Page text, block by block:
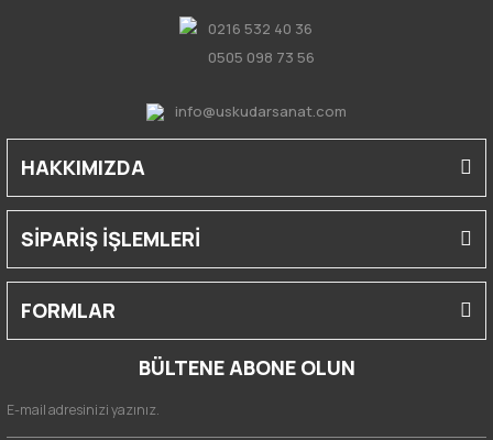
0216 532 40 36
0505 098 73 56
info@uskudarsanat.com
HAKKIMIZDA
SİPARİŞ İŞLEMLERİ
FORMLAR
BÜLTENE ABONE OLUN